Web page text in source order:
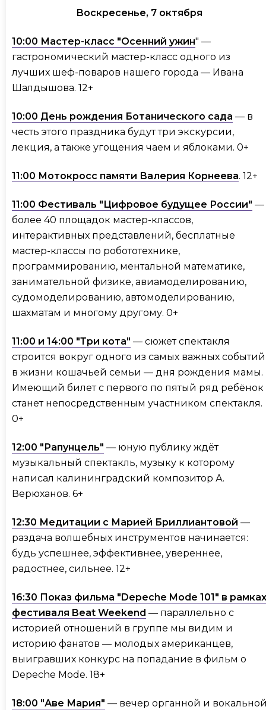
Воскресенье, 7 октября
10:00 Мастер-класс "Осенний ужин" —
гастрономический мастер-класс одного из
лучших шеф-поваров нашего города — Ивана
Шалдышова. 12+
10:00 День рождения Ботанического сада — в
честь этого праздника будут три экскурсии,
лекция, а также угощения чаем и яблоками. 0+
11:00 Мотокросс памяти Валерия Корнеева. 12+
11:00 Фестиваль "Цифровое будущее России" —
более 40 площадок мастер-классов,
интерактивных представлений, бесплатные
мастер-классы по робототехнике,
программированию, ментальной математике,
занимательной физике, авиамоделированию,
судомоделированию, автомоделированию,
шахматам и многому другому. 0+
11:00 и 14:00 "Три кота" — сюжет спектакля
строится вокруг одного из самых важных событий
в жизни кошачьей семьи — дня рождения мамы.
Имеющий билет с первого по пятый ряд ребёнок
станет непосредственным участником спектакля.
0+
12:00 "Рапунцель" — юную публику ждёт
музыкальный спектакль, музыку к которому
написал калининградский композитор А.
Верюханов. 6+
12:30 Медитации с Марией Бриллиантовой —
раздача волшебных инструментов начинается:
будь успешнее, эффективнее, увереннее,
радостнее, сильнее. 12+
16:30 Показ фильма "Depeche Mode 101" в рамках
фестиваля Beat Weekend — параллельно с
историей отношений в группе мы видим и
историю фанатов — молодых американцев,
выигравших конкурс на попадание в фильм о
Depeche Mode. 18+
18:00 "Аве Мария" — вечер органной и